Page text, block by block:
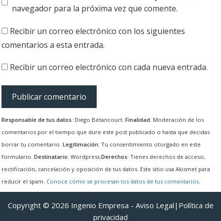
navegador para la próxima vez que comente.
Recibir un correo electrónico con los siguientes
comentarios a esta entrada.
Recibir un correo electrónico con cada nueva entrada.
Responsable de tus datos: Diego Betancourt. Finalidad: Moderación de los
comentarios por el tiempo que dure este post publicado o hasta que decidas
borrar tu comentario. Legitimación: Tu consentimiento otorgado en este
formulario. Destinatario: Wordpress.Derechos: Tienes derechos de acceso,
rectificación, cancelación y oposición de tus datos. Este sitio usa Akismet para
reducir el spam. Conoce cómo se procesan los datos de tus comentarios.
Copyright © 2026 Ingenio Empresa - Aviso Legal | Política de
privacidad